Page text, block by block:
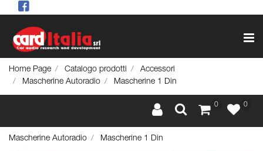
Home Page Catalogo prodotti
Accessori
Mascherine Autoradio
Mascherine 1 Din
0 0
Mascherine Autoradio Mascherine 1 Din